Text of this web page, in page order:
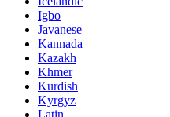
Igbo
Javanese
Kannada
Kazakh
Khmer
Kurdish
Kyrgyz